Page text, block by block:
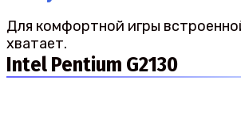
Для комфортной игры
хватает.
Intel Pentium G2130